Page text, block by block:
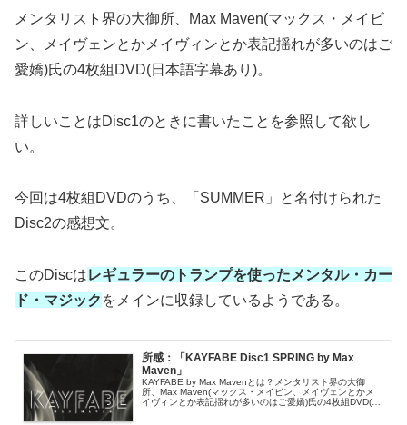
メンタリスト界の大御所、Max Maven(マックス・メイビ
ン、メイヴェンとかメイヴィンとか表記揺れが多いのはご
愛嬌)氏の4枚組DVD(日本語字幕あり)。
詳しいことはDisc1のときに書いたことを参照して欲し
い。
今回は4枚組DVDのうち、「SUMMER」と名付けられた
Disc2の感想文。
このDiscはレギュラーのトランプを使ったメンタル・カー
ド・マジック をメインに収録しているようである。
所感：「KAYFABE Disc1 SPRING by Max
Maven」
KAYFABE by Max Mavenとは？メンタリスト界の大御
所、Max Maven(マックス・メイビン、メイヴェンとかメ
イヴィンとか表記揺れが多いのはご愛嬌)氏の4枚組DVD(日